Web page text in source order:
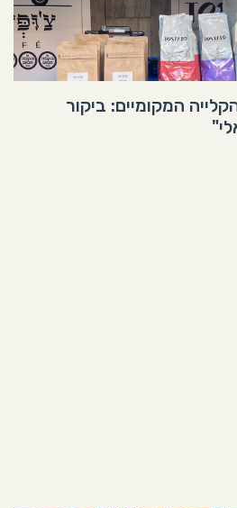
המקומיים: ביקור